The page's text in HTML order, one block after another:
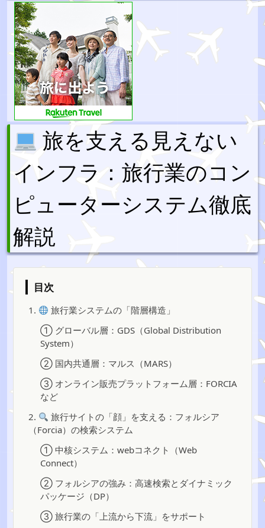
旅を支える見えない
インフラ：旅行業のコン
ピューターシステム徹底
解説
目次
1.
旅行業システムの「階層構造」
① グローバル層：GDS（Global Distribution
System）
② 国内共通層：マルス（MARS）
③ オンライン販売プラットフォーム層：FORCIA
など
2.
旅行サイトの「顔」を支える：フォルシア
（Forcia）の検索システム
① 中核システム：webコネクト（Web
Connect）
② フォルシアの強み：高速検索とダイナミック
パッケージ（DP）
③ 旅行業の「上流から下流」をサポート